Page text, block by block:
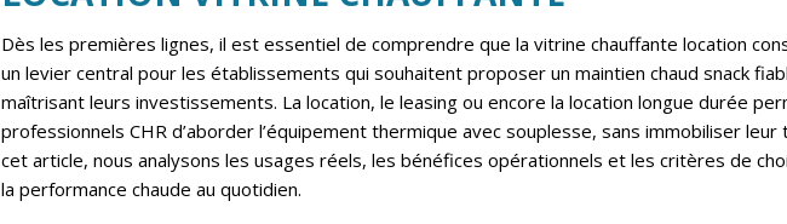
Dès les premières lignes, il est essentiel de comprendre que la vitrine chauffante location
un levier central pour les établissements qui souhaitent proposer un maintien chaud snack
maîtrisant leurs investissements. La location, le leasing ou encore la location longue durée
professionnels CHR d’aborder l’équipement thermique avec souplesse, sans immobiliser
cet article, nous analysons les usages réels, les bénéfices opérationnels et les critères de
la performance chaude au quotidien.